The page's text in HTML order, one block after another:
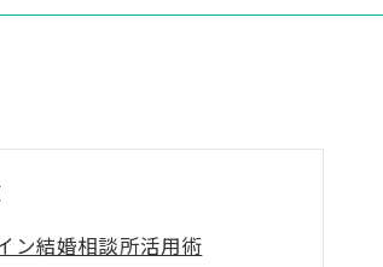
ン結婚相談所活用術